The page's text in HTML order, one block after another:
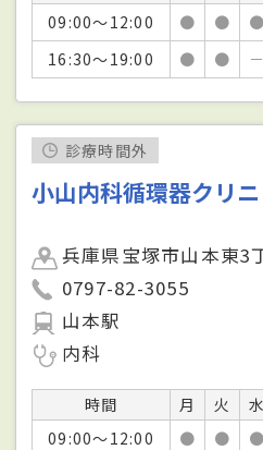
09:00～12:00
● ● ●
16:30～19:00
● ● －
診療時間外
小山内科循環器クリ
兵庫県宝塚市山本東3
0797-82-3055
山本駅
内科
時間 月 火 水
09:00～12:00
● ● ●